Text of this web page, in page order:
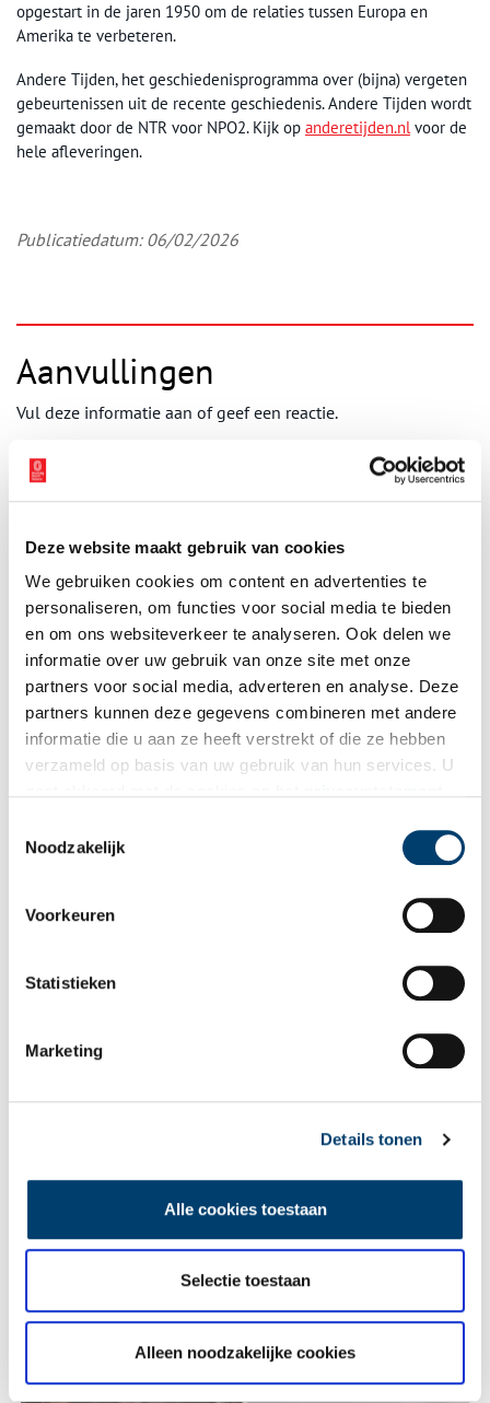
Deze website maakt gebruik van cookies
We gebruiken cookies om content en advertenties te
personaliseren, om functies voor social media te bieden
en om ons websiteverkeer te analyseren. Ook delen we
informatie over uw gebruik van onze site met onze
partners voor social media, adverteren en analyse. Deze
partners kunnen deze gegevens combineren met andere
informatie die u aan ze heeft verstrekt of die ze hebben
verzameld op basis van uw gebruik van hun services. U
Noodzakelijk
Voorkeuren
Statistieken
Marketing
Details tonen
Alle cookies toestaan
Selectie toestaan
Alleen noodzakelijke cookies
opgestart in de jaren 1950 om de relaties tussen Europa en
Amerika te verbeteren.
Andere Tijden, het geschiedenisprogramma over (bijna) vergeten
gebeurtenissen uit de recente geschiedenis. Andere Tijden wordt
gemaakt door de NTR voor NPO2. Kijk op anderetijden.nlvoor de
hele afleveringen.
Publicatiedatum: 06/02/2026
Aanvullingen
Vul deze informatie aan of geef een reactie.
Vereiste velden zijn gemarkeerd met *. Het e-mailadres wordt niet
Naam*
E-mail*
Vink dit aan als u op de hoogte gehouden wil worden.
De eendenboeten op De Haukes